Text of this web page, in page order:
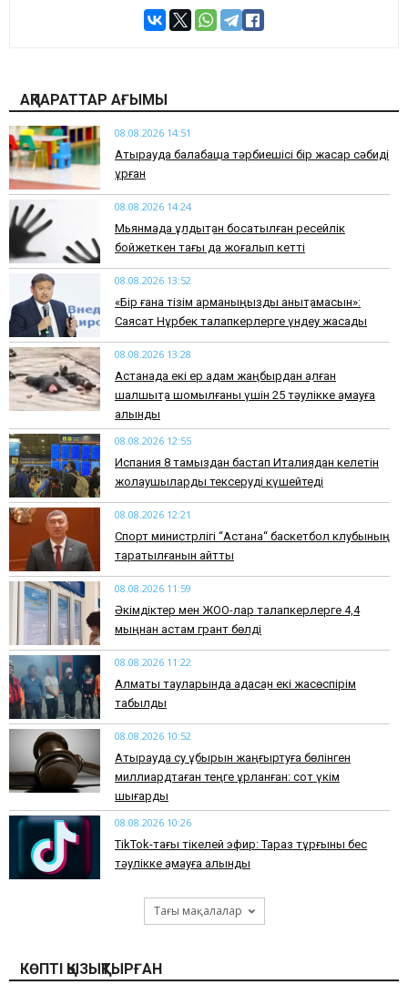
АҚПАРАТТАР АҒЫМЫ
08.08.2026 14:51
Атырауда балабақша тәрбиешісі бір жасар сәбиді
ұрған
08.08.2026 14:24
Мьянмада құлдықтан босатылған ресейлік
бойжеткен тағы да жоғалып кетті
08.08.2026 13:52
«Бір ғана тізім арманыңызды анықтамасын»:
Саясат Нұрбек талапкерлерге үндеу жасады
08.08.2026 13:28
Астанада екі ер адам жаңбырдан қалған
шалшықта шомылғаны үшін 25 тәулікке қамауға
алынды
08.08.2026 12:55
Испания 8 тамыздан бастап Италиядан келетін
жолаушыларды тексеруді күшейтеді
08.08.2026 12:21
Спорт министрлігі “Астана“ баскетбол клубының
таратылғанын айтты
08.08.2026 11:59
Әкімдіктер мен ЖОО-лар талапкерлерге 4,4
мыңнан астам грант бөлді
08.08.2026 11:22
Алматы тауларында адасқан екі жасөспірім
табылды
08.08.2026 10:52
Атырауда су құбырын жаңғыртуға бөлінген
миллиардтаған теңге ұрланған: сот үкім
шығарды
08.08.2026 10:26
TikTok-тағы тікелей эфир: Тараз тұрғыны бес
тәулікке қамауға алынды
Тағы мақалалар
КӨПТІ ҚЫЗЫҚТЫРҒАН